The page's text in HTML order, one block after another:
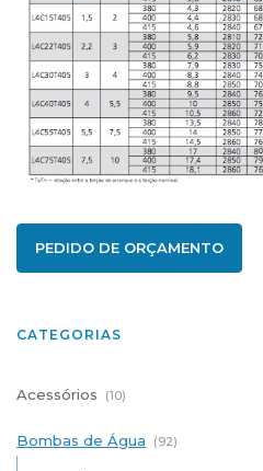
PEDIDO DE ORÇAMENTO
CATEGORIAS
Acessórios (10)
Bombas de Água (92)